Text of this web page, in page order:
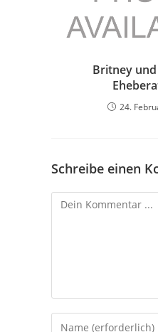
Britney
24.
Schreibe einen
Kommentieren
Gib